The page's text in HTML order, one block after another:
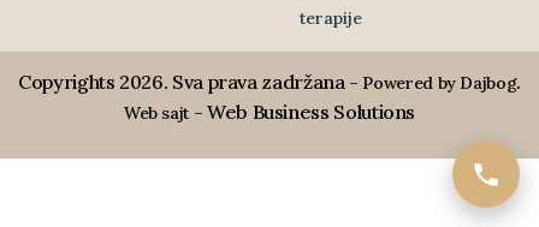
terapije
Copyrights 2026. Sva prava zadržana - Powered by Dajbog.
Web sajt- Web Business Solutions